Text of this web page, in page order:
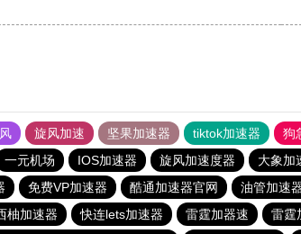
旋风加速 坚果加速器 tiktok加速器 狗
一元机场 IOS加速器 旋风加速度器 大象加
免费VP加速器 酷通加速器官网 油管加速
柚加速器 快连lets加速器 雷霆加器速 雷霆